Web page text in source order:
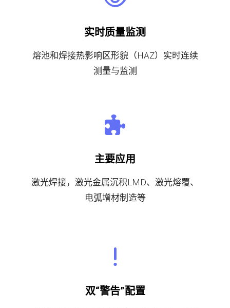
实时质量监测
熔池和焊接热影响区形貌（HAZ）实时连续
测量与监测
主要应用
激光焊接，激光金属沉积LMD、激光熔覆、
电弧增材制造等
双“警告”配置